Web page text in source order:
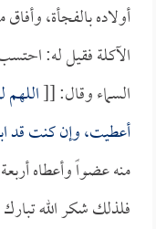
أولاده بالفجأة،
الآكلة فقيل له:
السماء وقال: [[
أعطيت، وإن كنت قد
منه عضواً وأعطاه
فلذلك شكر الله